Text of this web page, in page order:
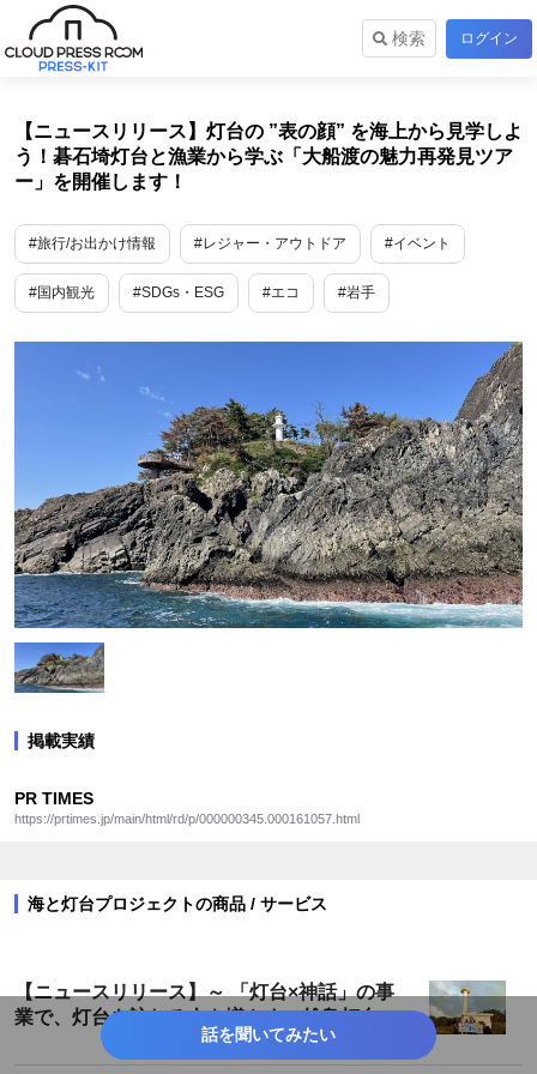
検索 ログイン
【ニュースリリース】灯台の ”表の顔” を海上から見学しよ
う！碁石埼灯台と漁業から学ぶ「大船渡の魅力再発見ツア
ー」を開催します！
#旅行/お出かけ情報 #レジャー・アウトドア #イベント
#国内観光 #SDGs・ESG #エコ #岩手
掲載実績
PR TIMES
https://prtimes.jp/main/html/rd/p/000000345.000161057.html
海と灯台プロジェクトの商品 / サービス
【ニュースリリース】～ 「灯台×神話」の事
業で、灯台を訪れる人を増やす～雄島灯台散
策ツアーが遂に完成！話を聞いてみたい